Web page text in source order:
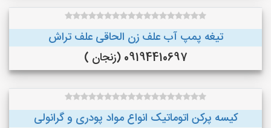
تیغه پمپ آب علف زن الحاقی علف تراش
09194410697 (زنجان )
کیسه پرکن اتوماتیک انواع مواد پودری و گرانولی